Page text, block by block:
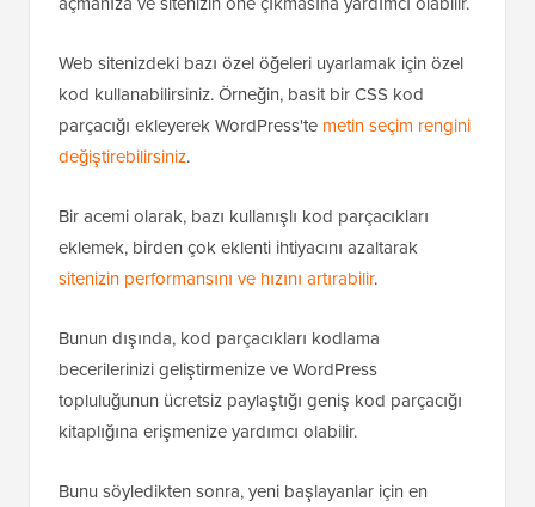
Web sitenizdeki bazı özel öğeleri uyarlamak için özel
kod kullanabilirsiniz. Örneğin, basit bir CSS kod
parçacığı ekleyerek WordPress'te metin seçim rengini
değiştirebilirsiniz.
Bir acemi olarak, bazı kullanışlı kod parçacıkları
eklemek, birden çok eklenti ihtiyacını azaltarak
sitenizin performansını ve hızını artırabilir.
Bunun dışında, kod parçacıkları kodlama
becerilerinizi geliştirmenize ve WordPress
topluluğunun ücretsiz paylaştığı geniş kod parçacığı
kitaplığına erişmenize yardımcı olabilir.
Bunu söyledikten sonra, yeni başlayanlar için en